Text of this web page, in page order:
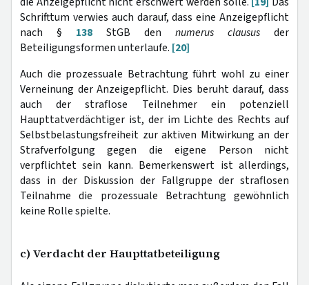
Schrifttum verwies auch darauf, dass eine Anzeigepflicht
nach § 138 StGB den numerus clausus der
Beteiligungsformen unterlaufe. [20]
Auch die prozessuale Betrachtung führt wohl zu einer
Verneinung der Anzeigepflicht. Dies beruht darauf, dass
auch der straflose Teilnehmer ein potenziell
Haupttatverdächtiger ist, der im Lichte des Rechts auf
Selbstbelastungsfreiheit zur aktiven Mitwirkung an der
Strafverfolgung gegen die eigene Person nicht
verpflichtet sein kann. Bemerkenswert ist allerdings,
dass in der Diskussion der Fallgruppe der straflosen
Teilnahme die prozessuale Betrachtung gewöhnlich
keine Rolle spielte.
c) Verdacht der Haupttatbeteiligung